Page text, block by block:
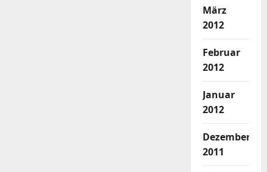
März
2012
Februar
2012
Januar
2012
Dezember
2011